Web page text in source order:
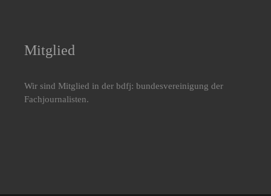
Mitglied
Wir sind Mitglied in der bdfj: bundesvereinigung der
Fachjournalisten.